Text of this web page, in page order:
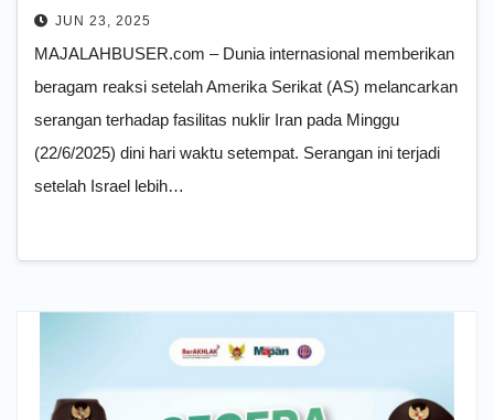
JUN 23, 2025
MAJALAHBUSER.com – Dunia internasional memberikan
beragam reaksi setelah Amerika Serikat (AS) melancarkan
serangan terhadap fasilitas nuklir Iran pada Minggu
(22/6/2025) dini hari waktu setempat. Serangan ini terjadi
setelah Israel lebih…